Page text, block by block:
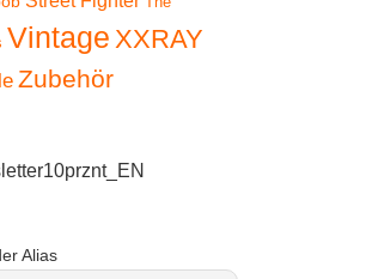
Vintage XXRAY
Zubehör
Alias